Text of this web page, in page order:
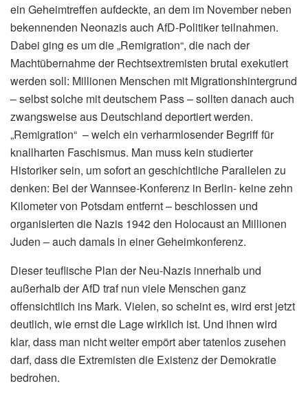
ein Geheimtreffen aufdeckte, an dem im November neben
bekennenden Neonazis auch AfD-Politiker teilnahmen.
Dabei ging es um die „Remigration“, die nach der
Machtübernahme der Rechtsextremisten brutal exekutiert
werden soll: Millionen Menschen mit Migrationshintergrund
– selbst solche mit deutschem Pass – sollten danach auch
zwangsweise aus Deutschland deportiert werden.
„Remigration“ – welch ein verharmlosender Begriff für
knallharten Faschismus. Man muss kein studierter
Historiker sein, um sofort an geschichtliche Parallelen zu
denken: Bei der Wannsee-Konferenz in Berlin- keine zehn
Kilometer von Potsdam entfernt – beschlossen und
organisierten die Nazis 1942 den Holocaust an Millionen
Juden – auch damals in einer Geheimkonferenz.
Dieser teuflische Plan der Neu-Nazis innerhalb und
außerhalb der AfD traf nun viele Menschen ganz
offensichtlich ins Mark. Vielen, so scheint es, wird erst jetzt
deutlich, wie ernst die Lage wirklich ist. Und ihnen wird
klar, dass man nicht weiter empört aber tatenlos zusehen
darf, dass die Extremisten die Existenz der Demokratie
bedrohen.